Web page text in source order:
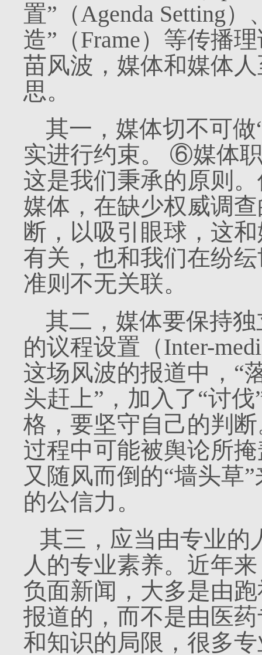
置”（Agenda Setting）
造”（Frame）等传播
苗风波，媒体和媒体
思。
其一，媒体切不可
实进行约束。
⑥媒体
这是我们秉承的原则
媒体，在缺少权威调
断，以吸引眼球，这
有关， 也和我们在纷
准则不无关联。
其二，媒体要保持
的议程设置（Inter-
这场风波的报道中，“
头赶上”，加入了“讨
格，要坚守自己的判
过程中可能被舆论所
又随风而倒的“墙头草
的公信力。
其三，应当由专业的
人的专业素养。近年
负面新闻，大多是由
报道的，而不是由医
和知识的局限，很多